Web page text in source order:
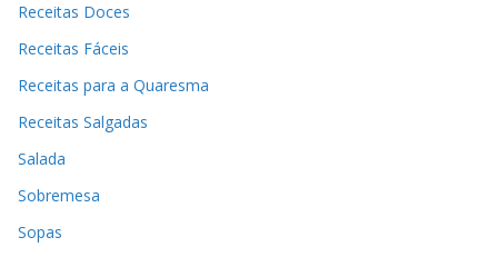
Receitas Doces
Receitas Fáceis
Receitas para a Quaresma
Receitas Salgadas
Salada
Sobremesa
Sopas